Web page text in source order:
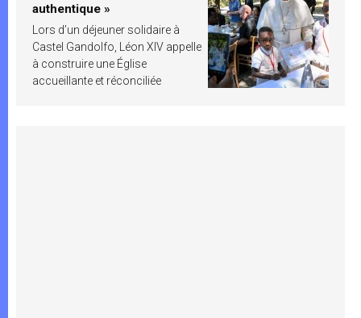
authentique »
Lors d’un déjeuner solidaire à
Castel Gandolfo, Léon XIV appelle
à construire une Église
accueillante et réconciliée